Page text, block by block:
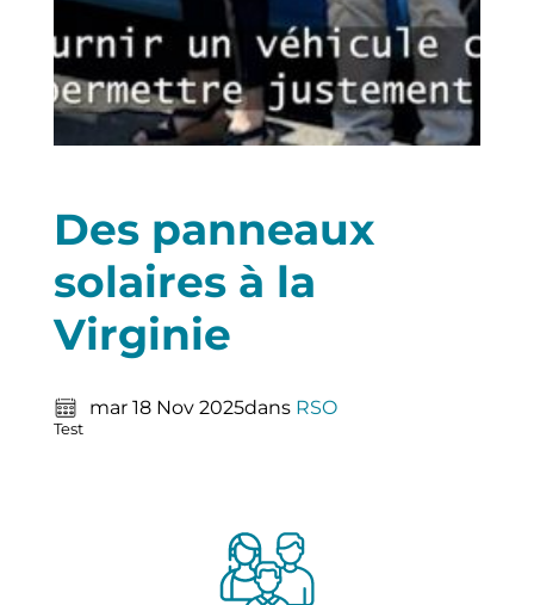
Des panneaux
solaires à la
Virginie
mar 18 Nov 2025dans RSO
Test